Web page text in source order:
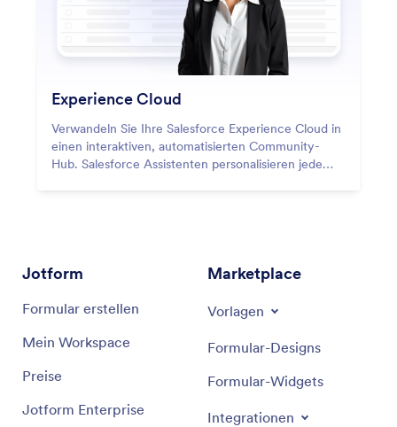
Experience Cloud
Verwandeln Sie Ihre Salesforce Experience Cloud in
einen interaktiven, automatisierten Community-
Hub. Salesforce Assistenten personalisieren jede
schneller und menschlicher.
Jotform
Formular erstellen
Mein Workspace
Preise
Jotform Enterprise
Marketplace
Vorlagen
Formular-Designs
Formular-Widgets
Integrationen